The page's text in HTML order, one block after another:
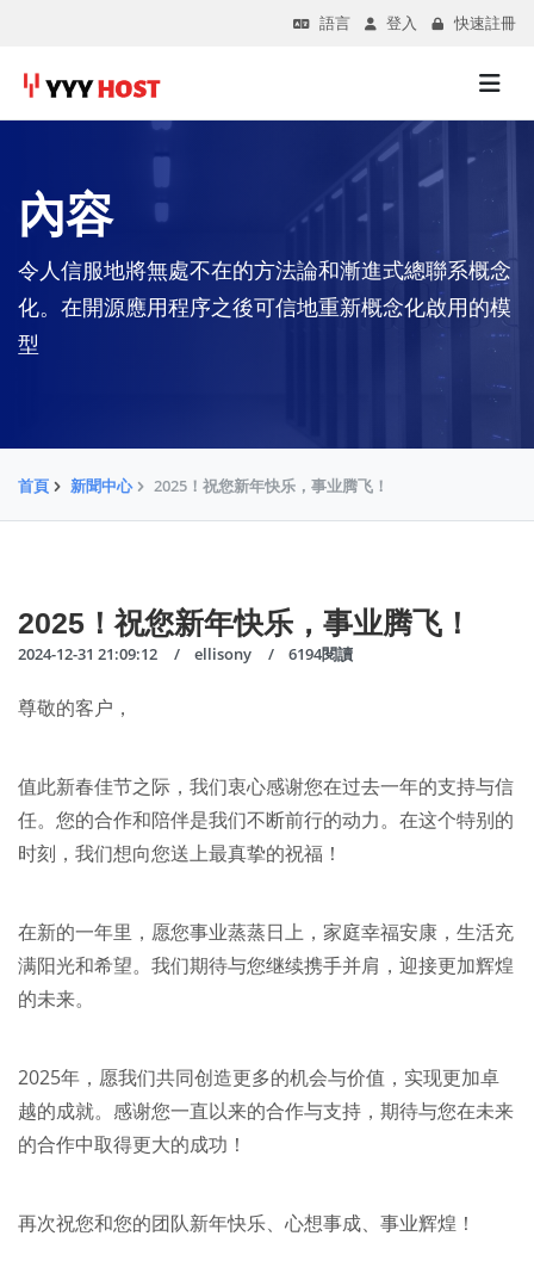
語言 登入 快速註冊
內容
令人信服地將無處不在的方法論和漸進式總聯系概念
化。在開源應用程序之後可信地重新概念化啟用的模
型
首頁 新聞中心 2025！祝您新年快乐，事业腾飞！
2025！祝您新年快乐，事业腾飞！
2024-12-31 21:09:12 ellisony 6194閱讀
尊敬的客户，
值此新春佳节之际，我们衷心感谢您在过去一年的支持与信
任。您的合作和陪伴是我们不断前行的动力。在这个特别的
时刻，我们想向您送上最真挚的祝福！
在新的一年里，愿您事业蒸蒸日上，家庭幸福安康，生活充
满阳光和希望。我们期待与您继续携手并肩，迎接更加辉煌
的未来。
2025年，愿我们共同创造更多的机会与价值，实现更加卓
越的成就。感谢您一直以来的合作与支持，期待与您在未来
的合作中取得更大的成功！
再次祝您和您的团队新年快乐、心想事成、事业辉煌！